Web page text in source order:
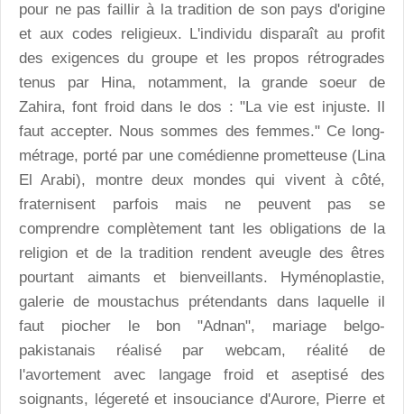
pour ne pas faillir à la tradition de son pays d'origine
et aux codes religieux. L'individu disparaît au profit
des exigences du groupe et les propos rétrogrades
tenus par Hina, notamment, la grande soeur de
Zahira, font froid dans le dos : "La vie est injuste. Il
faut accepter. Nous sommes des femmes." Ce long-
métrage, porté par une comédienne prometteuse (Lina
El Arabi), montre deux mondes qui vivent à côté,
fraternisent parfois mais ne peuvent pas se
comprendre complètement tant les obligations de la
religion et de la tradition rendent aveugle des êtres
pourtant aimants et bienveillants. Hyménoplastie,
galerie de moustachus prétendants dans laquelle il
faut piocher le bon "Adnan", mariage belgo-
pakistanais réalisé par webcam, réalité de
l'avortement avec langage froid et aseptisé des
soignants, légereté et insouciance d'Aurore, Pierre et